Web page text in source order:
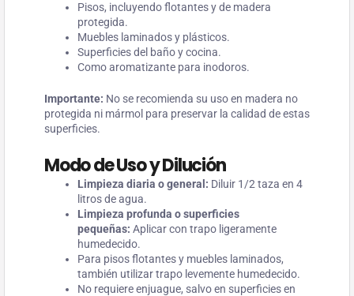
Pisos, incluyendo flotantes y de madera
protegida.
Muebles laminados y plásticos.
Superficies del baño y cocina.
Como aromatizante para inodoros.
Importante: No se recomienda su uso en madera no
protegida ni mármol para preservar la calidad de estas
superficies.
Modo de Uso y Dilución
Limpieza diaria o general: Diluir 1/2 taza en 4
litros de agua.
Limpieza profunda o superficies
pequeñas: Aplicar con trapo ligeramente
humedecido.
Para pisos flotantes y muebles laminados,
también utilizar trapo levemente humedecido.
No requiere enjuague, salvo en superficies en